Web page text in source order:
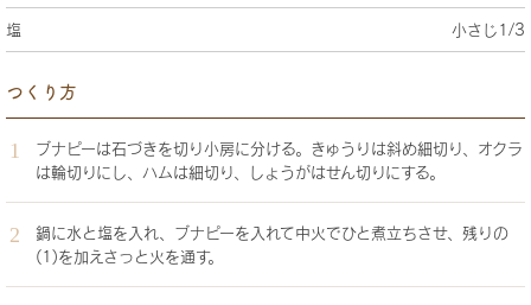
塩 小さじ1/3
つくり方
ブナピーは石づきを切り小房に分ける。きゅうりは斜め細切り、オクラ
は輪切りにし、ハムは細切り、しょうがはせん切りにする。
鍋に水と塩を入れ、ブナピーを入れて中火でひと煮立ちさせ、残りの
(1)を加えさっと火を通す。